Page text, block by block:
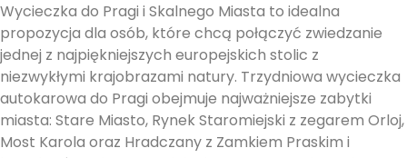
Wycieczka do Pragi i Skalnego Miasta to idealna
propozycja dla osób, które chcą połączyć zwiedzanie
jednej z najpiękniejszych europejskich stolic z
niezwykłymi krajobrazami natury. Trzydniowa wycieczka
autokarowa do Pragi obejmuje najważniejsze zabytki
miasta: Stare Miasto, Rynek Staromiejski z zegarem Orloj,
Most Karola oraz Hradczany z Zamkiem Praskim i